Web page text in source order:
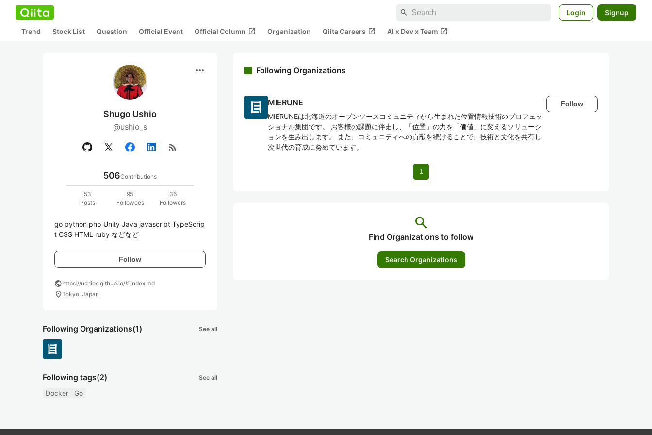
search Login Signup
Trend Stock List Question Official Event Official Column open_in_new Organization Qiita Careers open_in_new AI x Dev x Team open_in_new
more_horiz
Shugo Ushio
@ushio_s
rss_feed
506Contributions
53
Posts
95
Followees
36
Followers
go python php Unity Java javascript TypeScrip
t CSS HTML ruby などなど
Follow
publichttps://ushios.github.io/#!index.md
location_onTokyo, Japan
Following Organizations(1) See all
Following tags(2) See all
Docker Go
Following Organizations
MIERUNE
MIERUNEは北海道のオープンソースコミュニティから生まれた位置情報技術のプロフェッ
ショナル集団です。 お客様の課題に伴走し、「位置」の力を「価値」に変えるソリューシ
ョンを生み出します。 また、コミュニティへの貢献を続けることで、技術と文化を共有し
次世代の育成に努めています。
Follow
1
search
Find Organizations to follow
Search Organizations